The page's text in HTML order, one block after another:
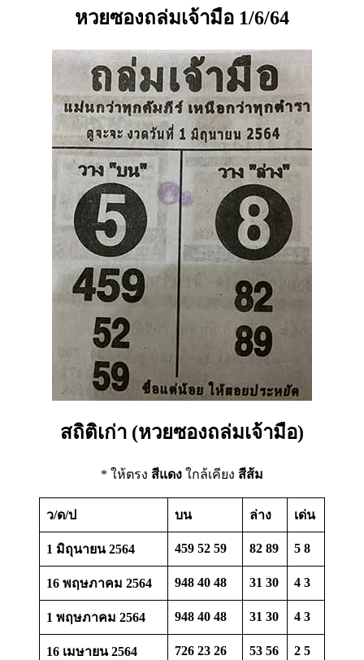
หวยซองถล่มเจ้ามือ 1/6/64
สถิติเก่า (หวยซองถล่มเจ้ามือ)
* ให้ตรง สีแดง ใกล้เคียง สีส้ม
ว/ด/ป บน ล่าง เด่น
1 มิถุนายน 2564 459 52 59 82 89 5 8
16 พฤษภาคม 2564 948 40 48 31 30 4 3
1 พฤษภาคม 2564 948 40 48 31 30 4 3
16 เมษายน 2564 726 23 26 53 56 2 5